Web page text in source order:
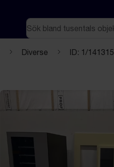
Sök
Diverse ID: 1/141315